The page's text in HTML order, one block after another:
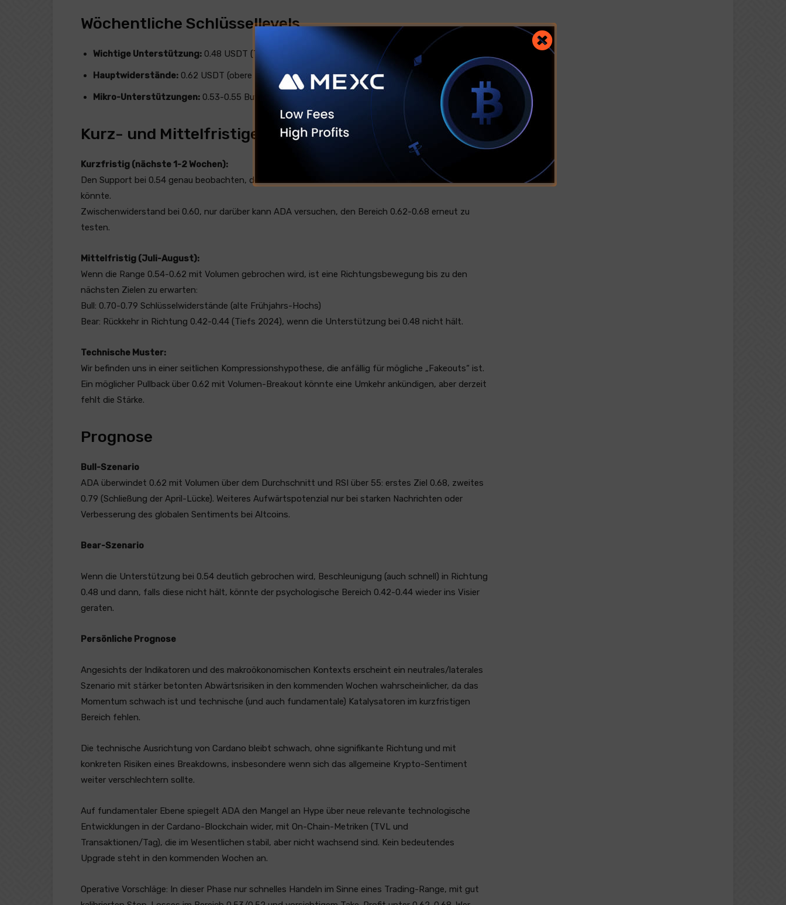
Wöchentliche Schlüssellevels
Wichtige Unterstützung: 0.48 USDT (Tief im Juni)
Hauptwiderstände: 0.62 USDT (obere Range) und 0.68 (Swing High Mitte April)
Mikro-Unterstützungen: 0.53-0.55 Buy-the-Dip-Zone, oft vom Markt verteidigt
Kurz- und Mittelfristiges Szenario
Kurzfristig (nächste 1-2 Wochen):
Den Support bei 0.54 genau beobachten, dessen Bruch einen schnellen Test von 0.48 auslösen
könnte.
Zwischenwiderstand bei 0.60, nur darüber kann ADA versuchen, den Bereich 0.62-0.68 erneut zu
testen.
Mittelfristig (Juli-August):
Wenn die Range 0.54-0.62 mit Volumen gebrochen wird, ist eine Richtungsbewegung bis zu den
nächsten Zielen zu erwarten:
Bull: 0.70-0.79 Schlüsselwiderstände (alte Frühjahrs-Hochs)
Bear: Rückkehr in Richtung 0.42-0.44 (Tiefs 2024), wenn die Unterstützung bei 0.48 nicht hält.
Technische Muster:
Wir befinden uns in einer seitlichen Kompressionshypothese, die anfällig für mögliche „Fakeouts“ ist.
Ein möglicher Pullback über 0.62 mit Volumen-Breakout könnte eine Umkehr ankündigen, aber derzeit
fehlt die Stärke.
Prognose
Bull-Szenario
ADA überwindet 0.62 mit Volumen über dem Durchschnitt und RSI über 55: erstes Ziel 0.68, zweites
0.79 (Schließung der April-Lücke). Weiteres Aufwärtspotenzial nur bei starken Nachrichten oder
Verbesserung des globalen Sentiments bei Altcoins.
Bear-Szenario
Wenn die Unterstützung bei 0.54 deutlich gebrochen wird, Beschleunigung (auch schnell) in Richtung
0.48 und dann, falls diese nicht hält, könnte der psychologische Bereich 0.42-0.44 wieder ins Visier
geraten.
Persönliche Prognose
Angesichts der Indikatoren und des makroökonomischen Kontexts erscheint ein neutrales/laterales
Szenario mit stärker betonten Abwärtsrisiken in den kommenden Wochen wahrscheinlicher, da das
Momentum schwach ist und technische (und auch fundamentale) Katalysatoren im kurzfristigen
Bereich fehlen.
Die technische Ausrichtung von Cardano bleibt schwach, ohne signifikante Richtung und mit
konkreten Risiken eines Breakdowns, insbesondere wenn sich das allgemeine Krypto-Sentiment
weiter verschlechtern sollte.
Auf fundamentaler Ebene spiegelt ADA den Mangel an Hype über neue relevante technologische
Entwicklungen in der Cardano-Blockchain wider, mit On-Chain-Metriken (TVL und
Transaktionen/Tag), die im Wesentlichen stabil, aber nicht wachsend sind. Kein bedeutendes
Upgrade steht in den kommenden Wochen an.
Operative Vorschläge: In dieser Phase nur schnelles Handeln im Sinne eines Trading-Range, mit gut